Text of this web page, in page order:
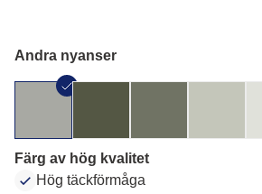
Andra nyanser
Färg av hög kvalitet
Hög täckförmåga